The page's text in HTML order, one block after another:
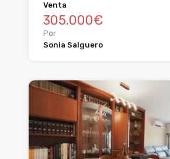
Venta
305.000€
Por
Sonia Salguero